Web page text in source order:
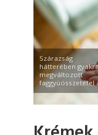
Szárazság
hátterében
megváltozott
faggyúösszetétel